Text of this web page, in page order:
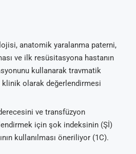
anatomik yaralanma paterni,
ve ilk resüsitasyona hastanın
kullanarak travmatik
klinik olarak değerlendirmesi
ve transfüzyon
için şok indeksinin (Şİ)
kullanılması öneriliyor (1C).